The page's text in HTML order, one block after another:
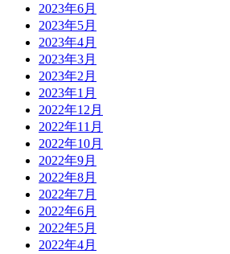
2023年6月
2023年5月
2023年4月
2023年3月
2023年2月
2023年1月
2022年12月
2022年11月
2022年10月
2022年9月
2022年8月
2022年7月
2022年6月
2022年5月
2022年4月